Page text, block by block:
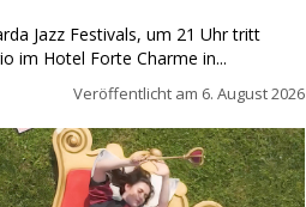
Jazz Festivals, um 21 Uhr tritt
im Hotel Forte Charme in...
Veröffentlicht am 6. August 2026